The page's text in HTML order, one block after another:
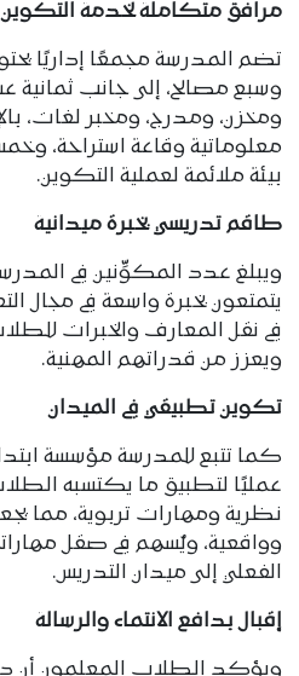
مرافق متكاملة لخدمة التكوين
تضم المدرسة مجمعًا إداريًا
وسبع مصالح، إلى جانب ثمانية
ومخزن، ومدرج، ومخبر لغات،
معلوماتية وقاعة استراحة،
بيئة ملائمة لعملية التكوين.
طاقم تدريسي بخبرة ميدانية
ويبلغ عدد المكوِّنين في
يتمتعون بخبرة واسعة في مجال
في نقل المعارف والخبرات
ويعزز من قدراتهم المهنية.
تكوين تطبيقي في الميدان
كما تتبع للمدرسة مؤسسة
عمليًا لتطبيق ما يكتسبه
نظرية ومهارات تربوية، مما
وواقعية، ويُسهم في صقل
الفعلي إلى ميدان التدريس.
إقبال بدافع الانتماء والرسالة
ويؤكد الطلاب المعلمون أن